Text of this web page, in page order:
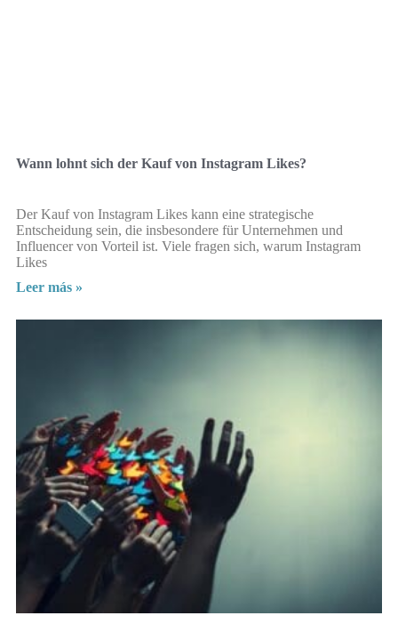
Wann lohnt sich der Kauf von Instagram Likes?
Der Kauf von Instagram Likes kann eine strategische
Entscheidung sein, die insbesondere für Unternehmen und
Influencer von Vorteil ist. Viele fragen sich, warum Instagram
Likes
Leer más »